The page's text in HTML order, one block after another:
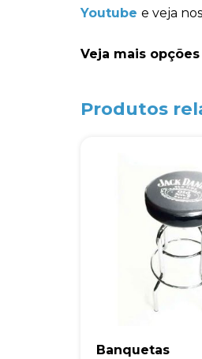
Youtube e veja
Veja mais
Produtos
Banquetas